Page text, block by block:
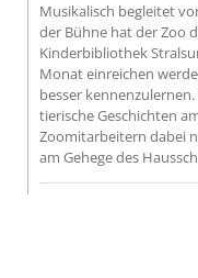
Musikalisch begleitet
der Bühne hat der Zoo
Kinderbibliothek
Monat einreichen
besser
tierische Geschichten
Zoomitarbeitern dabei
am Gehege des